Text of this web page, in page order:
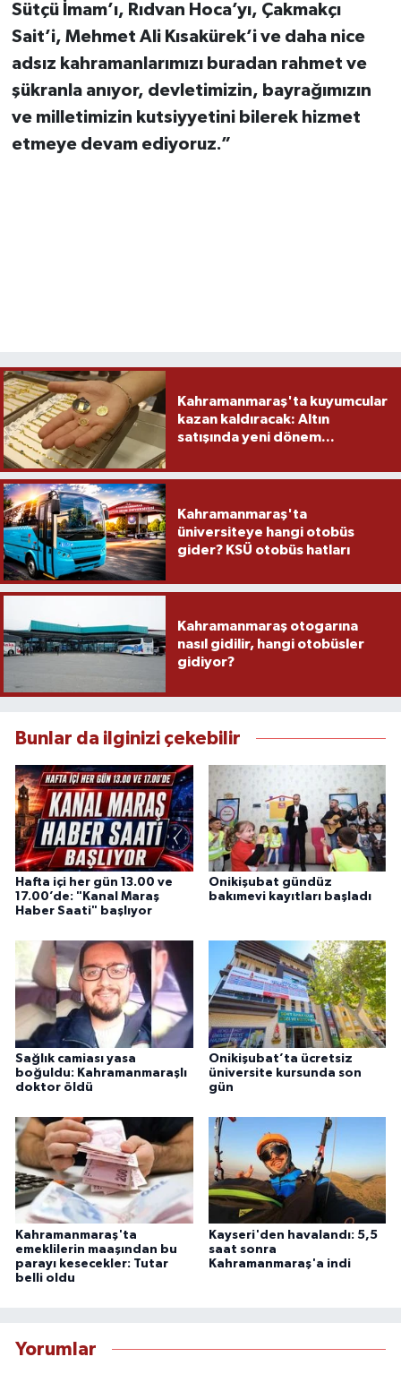
Sütçü İmam’ı, Rıdvan Hoca’yı, Çakmakçı
Sait’i, Mehmet Ali Kısakürek’i ve daha nice
adsız kahramanlarımızı buradan rahmet ve
şükranla anıyor, devletimizin, bayrağımızın
ve milletimizin kutsiyyetini bilerek hizmet
etmeye devam ediyoruz.”
Kahramanmaraş'ta kuyumcular
kazan kaldıracak: Altın
satışında yeni dönem...
Kahramanmaraş'ta
üniversiteye hangi otobüs
gider? KSÜ otobüs hatları
Kahramanmaraş otogarına
nasıl gidilir, hangi otobüsler
gidiyor?
Bunlar da ilginizi çekebilir
Hafta içi her gün 13.00 ve
17.00’de: "Kanal Maraş
Haber Saati" başlıyor
Onikişubat gündüz
bakımevi kayıtları başladı
Sağlık camiası yasa
boğuldu: Kahramanmaraşlı
doktor öldü
Onikişubat’ta ücretsiz
üniversite kursunda son
gün
Kahramanmaraş'ta
emeklilerin maaşından bu
parayı kesecekler: Tutar
belli oldu
Kayseri'den havalandı: 5,5
saat sonra
Kahramanmaraş'a indi
Yorumlar